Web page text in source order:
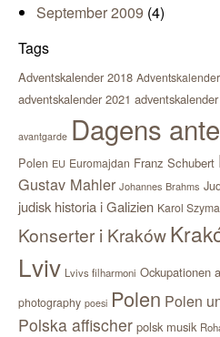
September 2009 (4)
Tags
Adventskalender 2018
adventskalender 2021
avantgarde Dagens
Polen EU Euromajdan Franz Schubert
Gustav Mahler Johannes Brahms
judisk historia i Galizien Karol
Konserter i Kraków
Lviv Lvivs filharmoni Ockupationen
photography poesi Polen Polen
Polska affischer polsk musik